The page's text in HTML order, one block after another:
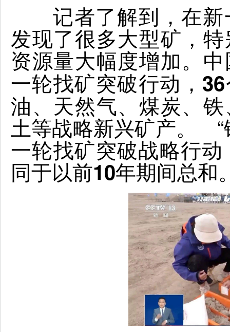
记者了解到，在新
发现了很多大型矿，
资源量大幅度增加。
一轮找矿突破行动，
油、天然气、煤炭、
土等战略新兴矿产。 “
一轮找矿突破战略行
同于以前10年期间总和